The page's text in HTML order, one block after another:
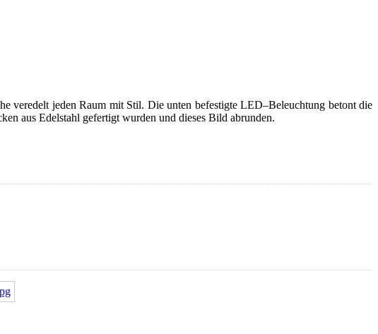
veredelt jeden Raum mit Stil. Die unten befestigte LED–Beleuchtung betont die
aus Edelstahl gefertigt wurden und dieses Bild abrunden.